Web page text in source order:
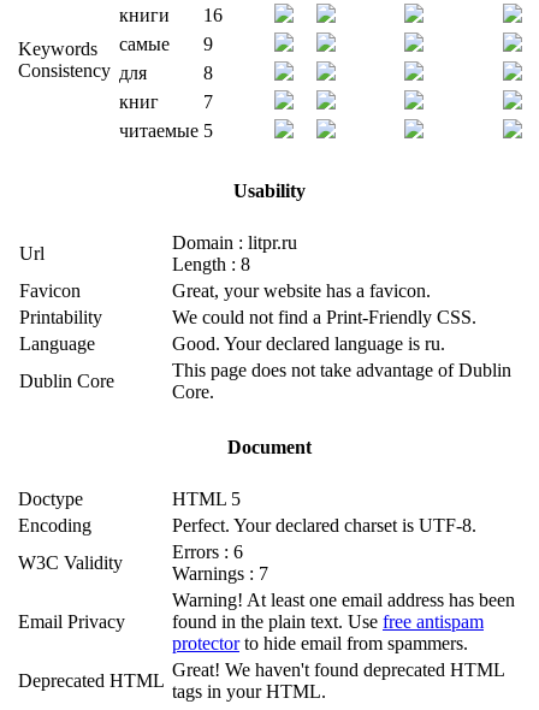
Keywords
Consistency
книги
16
самые
9
для
8
книг
7
читаемые 5
Usability
Url
Domain : litpr.ru
Length : 8
Favicon
Great, your website has a favicon.
Printability
We could not find a Print-Friendly CSS.
Language
Good. Your declared language is ru.
Dublin Core
This page does not take advantage of Dublin
Core.
Document
Doctype
HTML 5
Encoding
Perfect. Your declared charset is UTF-8.
W3C Validity
Errors : 6
Warnings : 7
Email Privacy
Warning! At least one email address has been
found in the plain text. Use free antispam
protectorto hide email from spammers.
Deprecated HTML
Great! We haven't found deprecated HTML
tags in your HTML.